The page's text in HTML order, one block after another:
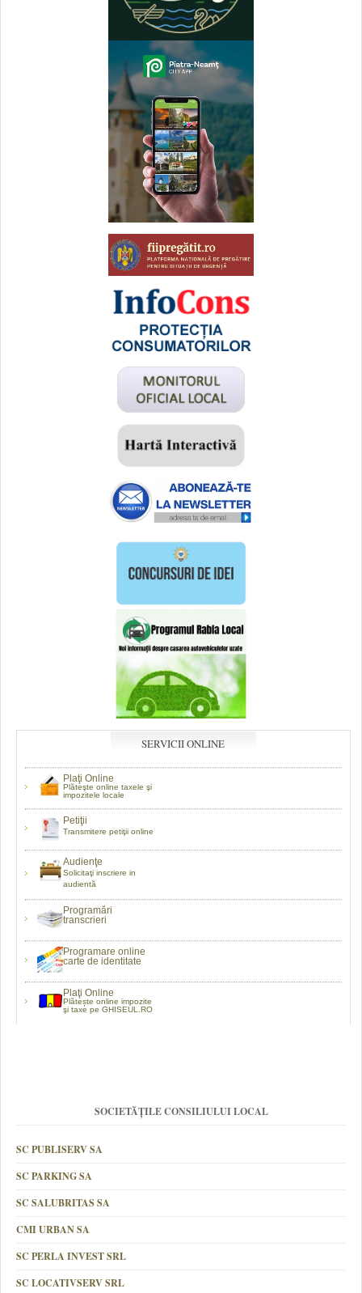
SERVICII ONLINE
Plaţi Online
Plăteşte online taxele şi
impozitele locale
Petiţii
Transmitere petiţii online
Audienţe
Solicitaţi inscriere in
audientă
Programări
transcrieri
Programare online
carte de identitate
Plaţi Online
Plătește online impozite
şi taxe pe GHISEUL.RO
SOCIETĂȚILE CONSILIULUI LOCAL
SC PUBLISERV SA
SC PARKING SA
SC SALUBRITAS SA
CMI URBAN SA
SC PERLA INVEST SRL
SC LOCATIVSERV SRL